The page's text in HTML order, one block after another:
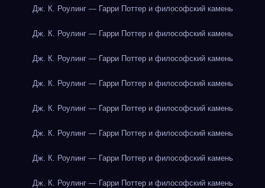
Дж. К. Роулинг — Гарри Поттер и философский камень
Дж. К. Роулинг — Гарри Поттер и философский камень
Дж. К. Роулинг — Гарри Поттер и философский камень
Дж. К. Роулинг — Гарри Поттер и философский камень
Дж. К. Роулинг — Гарри Поттер и философский камень
Дж. К. Роулинг — Гарри Поттер и философский камень
Дж. К. Роулинг — Гарри Поттер и философский камень
Дж. К. Роулинг — Гарри Поттер и философский камень